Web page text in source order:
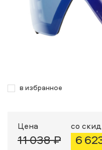
в избранное
Цена
11 038 ₽
со
6